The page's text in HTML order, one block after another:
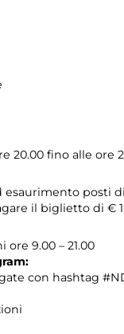
20.00 fino alle ore
esaurimento posti
il biglietto di €
9.00 – 21.00
con hashtag